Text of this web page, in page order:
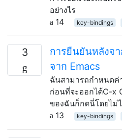
อย่างไร
14
key-bindings
3
การยืนยันหลังจ
จาก Emacs
ฉันสามารถกำหนดค่
ก่อนที่จะออกได้C-x
ของฉันก็กดนี่โดยไม่
13
key-bindings